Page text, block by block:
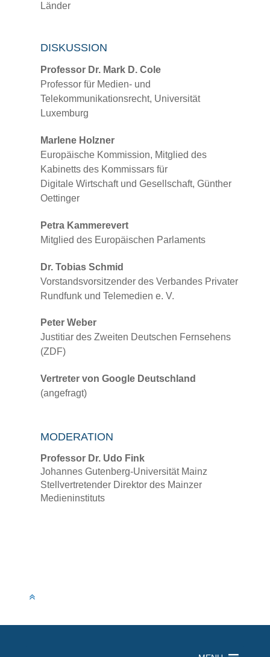
Länder
DISKUSSION
Professor Dr. Mark D. Cole
Professor für Medien- und
Telekommunikationsrecht, Universität
Luxemburg
Marlene Holzner
Europäische Kommission, Mitglied des
Kabinetts des Kommissars für
Digitale Wirtschaft und Gesellschaft, Günther
Oettinger
Petra Kammerevert
Mitglied des Europäischen Parlaments
Dr. Tobias Schmid
Vorstandsvorsitzender des Verbandes Privater
Rundfunk und Telemedien e. V.
Peter Weber
Justitiar des Zweiten Deutschen Fernsehens
(ZDF)
Vertreter von Google Deutschland
(angefragt)
MODERATION
Professor Dr. Udo Fink
Johannes Gutenberg-Universität Mainz
Stellvertretender Direktor des Mainzer
Medieninstituts